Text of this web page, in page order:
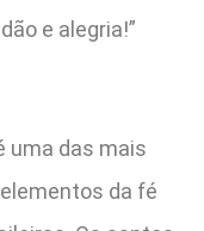
e alegria!”
uma das mais
da fé